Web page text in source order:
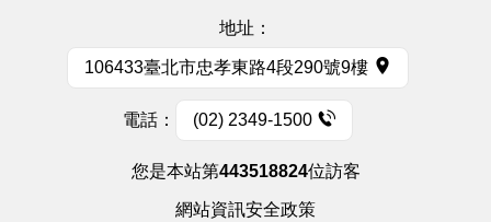
地址：
106433臺北市忠孝東路4段290號9樓
電話： (02) 2349-1500
您是本站第443518824位訪客
網站資訊安全政策